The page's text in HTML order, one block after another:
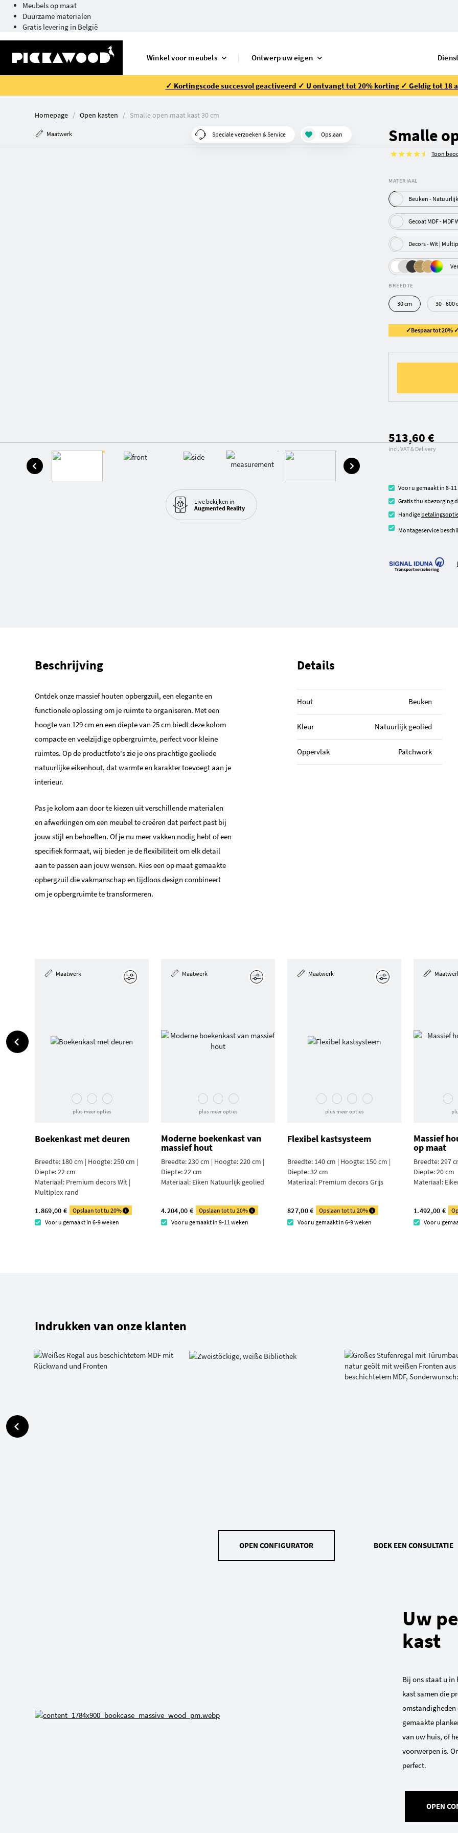
Meubels op maat
Duurzame materialen
Gratis levering in België
Winkel voor meubels Ontwerp uw eigen
✓ Kortingscode succesvol geactiveerd ✓ U ontvangt tot 20% korting ✓ Geldig tot 18
Homepage Open kasten Smalle open maat kast 30 cm
Maatwerk Speciale verzoeken & Service Opslaan
Live bekijken in
Augmented Reality
Smalle
Toon
MATERIAAL
Beuken -
Gecoat
Decors - Wit |
BREEDTE
30 cm 30 -
✓Bespaar tot 20%
513,60 €
incl. VAT & Delivery
Voor u gemaakt in 8-
Gratis thuisbezorging
Handige
Montageservice
Beschrijving
Ontdek onze massief houten opbergzuil, een elegante en
functionele oplossing om je ruimte te organiseren. Met een
hoogte van 129 cm en een diepte van 25 cm biedt deze kolom
compacte en veelzijdige opbergruimte, perfect voor kleine
ruimtes. Op de productfoto's zie je ons prachtige geoliede
natuurlijke eikenhout, dat warmte en karakter toevoegt aan je
interieur.
Pas je kolom aan door te kiezen uit verschillende materialen
en afwerkingen om een meubel te creëren dat perfect past bij
jouw stijl en behoeften. Of je nu meer vakken nodig hebt of een
specifiek formaat, wij bieden je de flexibiliteit om elk detail
aan te passen aan jouw wensen. Kies een op maat gemaakte
opbergzuil die vakmanschap en tijdloos design combineert
om je opbergruimte te transformeren.
Details
Hout Beuken
Kleur Natuurlijk geolied
Oppervlak Patchwork
Maatwerk
plus meer opties
Boekenkast met deuren
Breedte: 180 cm | Hoogte: 250 cm |
Diepte: 22 cm
Materiaal: Premium decors Wit |
Multiplex rand
1.869,00 €
Opslaan tot tu 20%
Voor u gemaakt in 6-9 weken
Maatwerk
plus meer opties
Moderne boekenkast van
massief hout
Breedte: 230 cm | Hoogte: 220 cm |
Diepte: 22 cm
Materiaal: Eiken Natuurlijk geolied
4.204,00 €
Opslaan tot tu 20%
Voor u gemaakt in 9-11 weken
Maatwerk
plus meer opties
Flexibel kastsysteem
Breedte: 140 cm | Hoogte: 150 cm |
Diepte: 32 cm
Materiaal: Premium decors Grijs
827,00 €
Opslaan tot tu 20%
Voor u gemaakt in 6-9 weken
Massief
op maat
Breedte: 297
Diepte: 20 cm
Materiaal:
1.492,00 €
Voor u
Indrukken van onze klanten
OPEN CONFIGURATOR BOEK EEN CONSULTATIE
Uw
kast
Bij ons staat u
kast samen die
omstandigheden
gemaakte
van uw huis, of
voorwerpen is.
perfect.
OPEN